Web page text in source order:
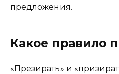
предложения.
Какое правило
«Презирать» и